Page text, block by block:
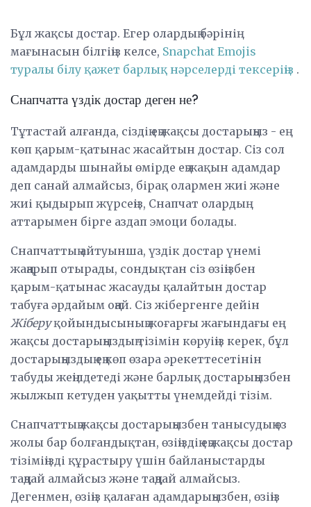
Бұл жақсы достар. Егер олардың бәрінің
мағынасын білгіңіз келсе, Snapchat Emojis
туралы білу қажет барлық нәрселерді тексеріңіз .
Снапчатта үздік достар деген не?
Тұтастай алғанда, сіздің ең жақсы достарыңыз - ең
көп қарым-қатынас жасайтын достар. Сіз сол
адамдарды шынайы өмірде ең жақын адамдар
деп санай алмайсыз, бірақ олармен жиі және
жиі қыдырып жүрсеңіз, Снапчат олардың
аттарымен бірге аздап эмоци болады.
Снапчаттың айтуынша, үздік достар үнемі
жаңарып отырады, сондықтан сіз өзіңізбен
қарым-қатынас жасауды қалайтын достар
табуға әрдайым оңай. Сіз жібергенге дейін
Жіберуқойындысының жоғарғы жағындағы ең
жақсы достарыңыздың тізімін көруіңіз керек, бұл
достарыңыздың ең көп өзара әрекеттесетінін
табуды жеңілдетеді және барлық достарыңызбен
жылжып кетуден уақытты үнемдейді тізім.
Снапчаттың жақсы достарыңызбен танысудың өз
жолы бар болғандықтан, өзіңіздің ең жақсы достар
тізіміңізді құрастыру үшін байланыстарды
таңдай алмайсыз және таңдай алмайсыз.
Дегенмен, өзіңіз қалаған адамдарыңызбен, өзіңіз